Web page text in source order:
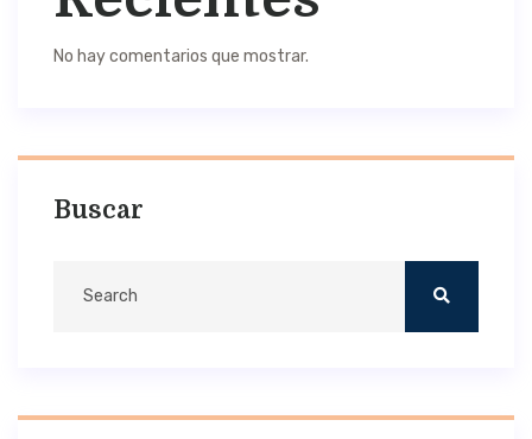
No hay comentarios que mostrar.
Buscar